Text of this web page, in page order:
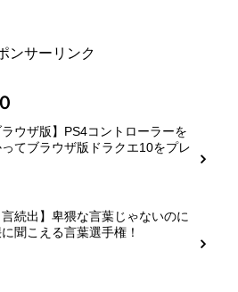
ンサーリンク
ラウザ版】PS4コントローラーを
てブラウザ版ドラクエ10をプレ
言続出】卑猥な言葉じゃないのに
聞こえる言葉選手権！